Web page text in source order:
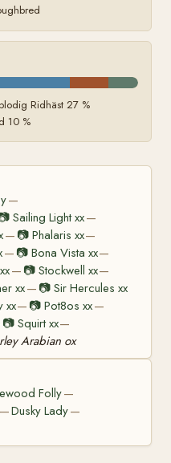
Ridhäst 27 %
10 %
—
Sailing Light xx—
— 📷 Phalaris xx—
— 📷 Bona Vista xx—
— 📷 Stockwell xx—
xx— 📷 Sir Hercules xx
xx— 📷Pot8os xx—
📷 Squirt xx—
Arabian ox
Folly—
—Dusky Lady—